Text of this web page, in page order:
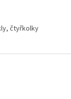
čtyřkolky